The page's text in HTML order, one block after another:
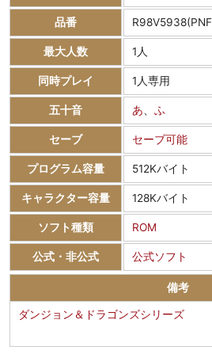
品番
最大人数 1人
同時プレイ 1人専用
五十音 あ ふ
セーブ セーブ可能
プログラム容量 512Kバイト
キャラクター容量 128Kバイト
ソフト種類 ROM
公式・非公式 公式ソフト
備考
ダンジョン＆ドラゴンズシリーズ